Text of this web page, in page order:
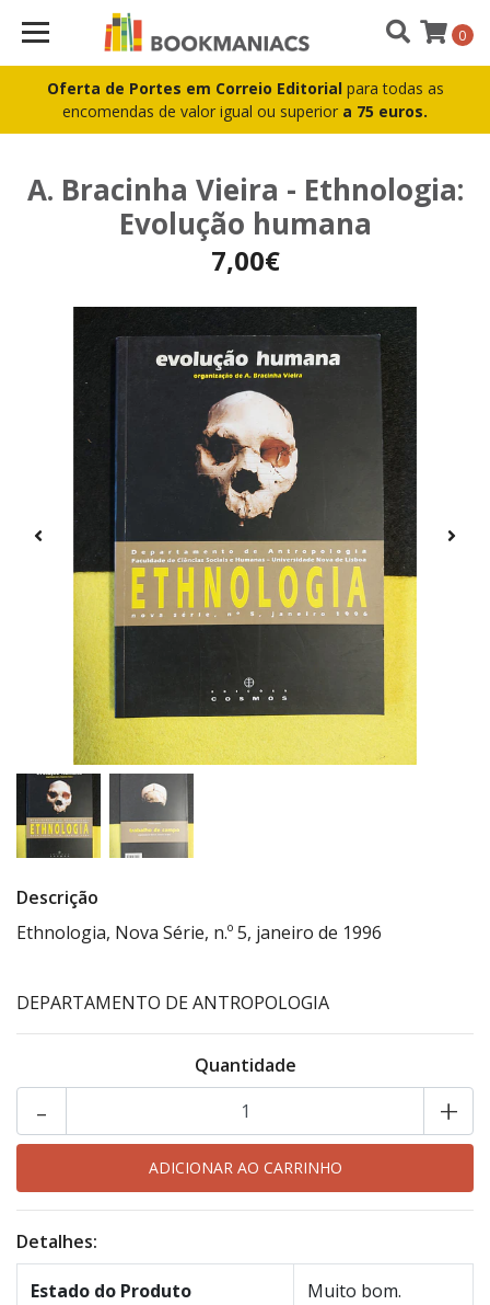
Oferta de Portes em Correio Editorial para todas as
encomendas de valor igual ou superior a 75 euros.
0
A. Bracinha Vieira - Ethnologia:
Evolução humana
7,00€
Descrição
Ethnologia, Nova Série, n.º 5, janeiro de 1996
DEPARTAMENTO DE ANTROPOLOGIA
Quantidade
+
-
Detalhes:
Estado do Produto Muito bom.